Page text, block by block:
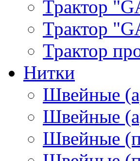
Трактор
Трактор
Трактор
Нитки
Швейные
Швейные
Швейные